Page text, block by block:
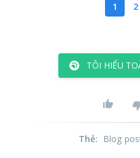
1 2
TÔI HIỂU
Thẻ: Blog